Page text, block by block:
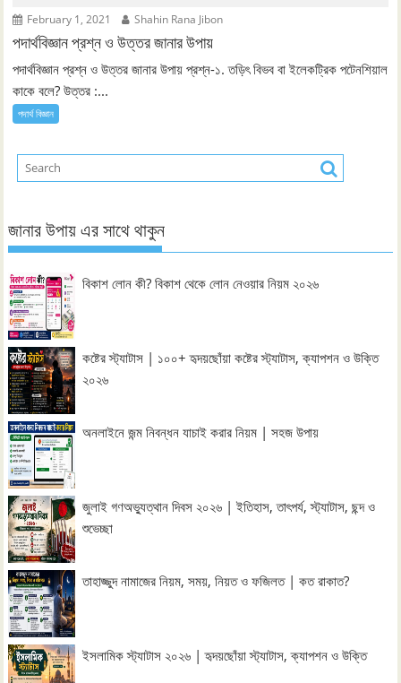
February 1, 2021 Shahin Rana Jibon
পদার্থবিজ্ঞান প্রশ্ন ও উত্তর জানার উপায়
পদার্থবিজ্ঞান প্রশ্ন ও উত্তর জানার উপায় প্রশ্ন-১. তড়িৎ বিভব বা ইলেকট্রিক পটেনশিয়াল
কাকে বলে? উত্তর :...
পদার্থ বিজ্ঞান
জানার উপায় এর সাথে থাকুন
বিকাশ লোন কী? বিকাশ থেকে লোন নেওয়ার নিয়ম ২০২৬
কষ্টের স্ট্যাটাস | ১০০+ হৃদয়ছোঁয়া কষ্টের স্ট্যাটাস, ক্যাপশন ও উক্তি
২০২৬
অনলাইনে জন্ম নিবন্ধন যাচাই করার নিয়ম | সহজ উপায়
জুলাই গণঅভ্যুত্থান দিবস ২০২৬ | ইতিহাস, তাৎপর্য, স্ট্যাটাস, ছন্দ ও
শুভেচ্ছা
তাহাজ্জুদ নামাজের নিয়ম, সময়, নিয়ত ও ফজিলত | কত রাকাত?
ইসলামিক স্ট্যাটাস ২০২৬ | হৃদয়ছোঁয়া স্ট্যাটাস, ক্যাপশন ও উক্তি